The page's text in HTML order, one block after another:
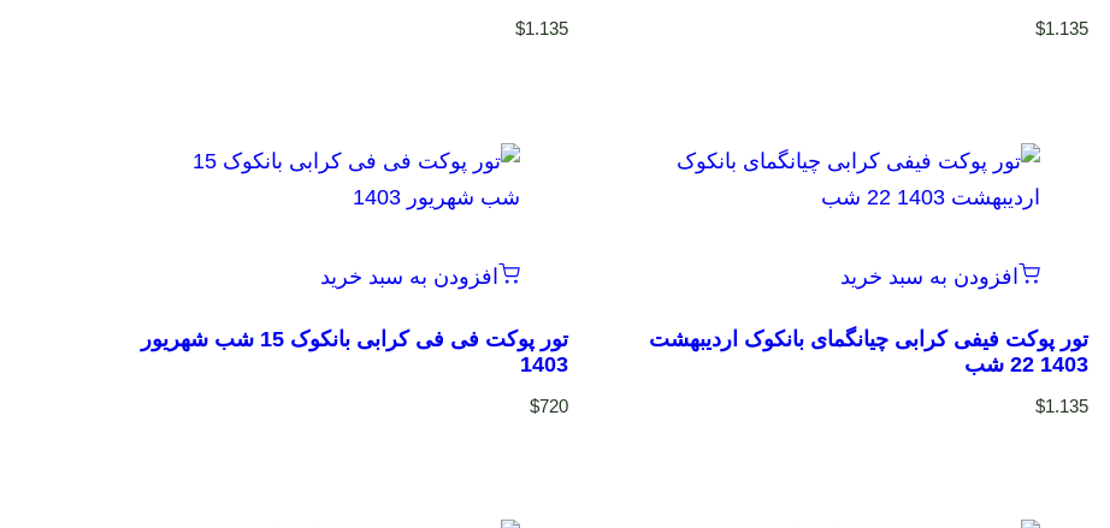
$1.135
$1.135
افزودن به سبد خرید
تور پوکت فیفی کرابی چیانگمای بانکوک اردیبهشت
1403 22 شب
$1.135
افزودن به سبد خرید
تور پوکت فی فی کرابی بانکوک 15 شب شهریور
1403
$720